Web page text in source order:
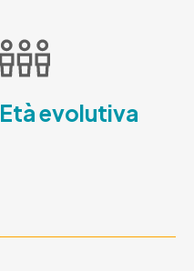
Età evolutiva